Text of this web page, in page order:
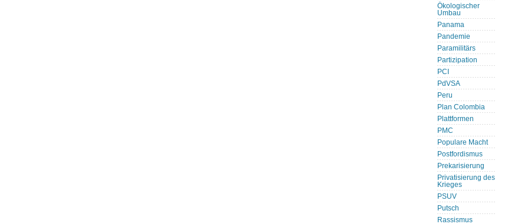
Ökologischer
Umbau
Panama
Pandemie
Paramilitärs
Partizipation
PCI
PdVSA
Peru
Plan Colombia
Plattformen
PMC
Populare Macht
Postfordismus
Prekarisierung
Privatisierung des
Krieges
PSUV
Putsch
Rassismus